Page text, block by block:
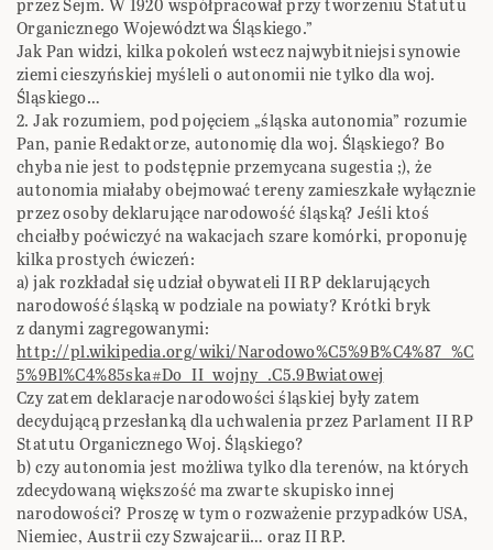
przez Sejm. W 1920 współpracował przy tworzeniu Statutu
Organicznego Województwa Śląskiego.”
Jak Pan widzi, kilka pokoleń wstecz najwybitniejsi synowie
ziemi cieszyńskiej myśleli o autonomii nie tylko dla woj.
Śląskiego…
2. Jak rozumiem, pod pojęciem „śląska autonomia” rozumie
Pan, panie Redaktorze, autonomię dla woj. Śląskiego? Bo
chyba nie jest to podstępnie przemycana sugestia ;), że
autonomia miałaby obejmować tereny zamieszkałe wyłącznie
przez osoby deklarujące narodowość śląską? Jeśli ktoś
chciałby poćwiczyć na wakacjach szare komórki, proponuję
kilka prostych ćwiczeń:
a) jak rozkładał się udział obywateli II RP deklarujących
narodowość śląską w podziale na powiaty? Krótki bryk
z danymi zagregowanymi:
http://pl.wikipedia.org/wiki/Narodowo%C5%9B%C4%87_%C
5%9Bl%C4%85ska#Do_II_wojny_.C5.9Bwiatowej
Czy zatem deklaracje narodowości śląskiej były zatem
decydującą przesłanką dla uchwalenia przez Parlament II RP
Statutu Organicznego Woj. Śląskiego?
b) czy autonomia jest możliwa tylko dla terenów, na których
zdecydowaną większość ma zwarte skupisko innej
narodowości? Proszę w tym o rozważenie przypadków USA,
Niemiec, Austrii czy Szwajcarii… oraz II RP.